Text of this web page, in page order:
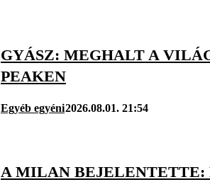
GYÁSZ: MEGHALT A
PEAKEN
Egyéb egyéni2026.08.01. 21:54
A MILAN BEJELENTETTE: